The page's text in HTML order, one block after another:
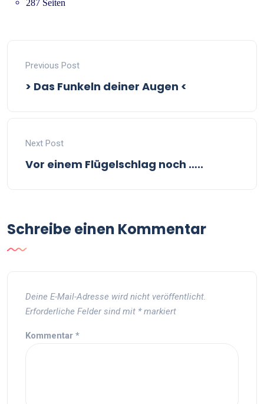
287 Seiten
Previous Post
> Das Funkeln deiner Augen <
Next Post
Vor einem Flügelschlag noch …..
Schreibe einen Kommentar
Deine E-Mail-Adresse wird nicht veröffentlicht.
Erforderliche Felder sind mit *markiert
Kommentar *